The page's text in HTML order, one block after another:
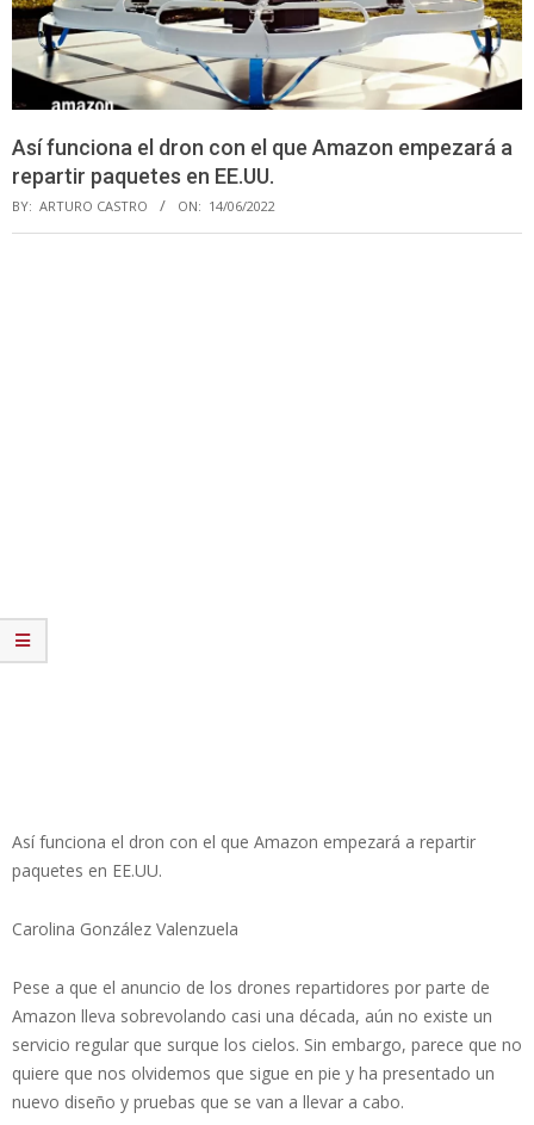
Así funciona el dron con el que Amazon empezará a
repartir paquetes en EE.UU.
BY: ARTURO CASTRO ON: 14/06/2022
Así funciona el dron con el que Amazon empezará a repartir
paquetes en EE.UU.
Carolina González Valenzuela
Pese a que el anuncio de los drones repartidores por parte de
Amazon lleva sobrevolando casi una década, aún no existe un
servicio regular que surque los cielos. Sin embargo, parece que no
quiere que nos olvidemos que sigue en pie y ha presentado un
nuevo diseño y pruebas que se van a llevar a cabo.